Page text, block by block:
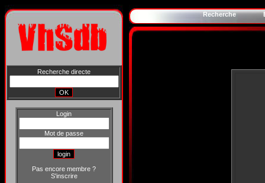
Recherche directe
Login
Mot de passe
Pas encore membre ?
S'inscrire
Recherche